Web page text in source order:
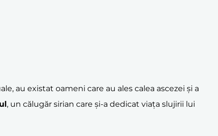
au existat oameni care au ales calea ascezei și a
, un călugăr sirian care și-a dedicat viața slujirii lui